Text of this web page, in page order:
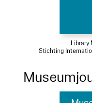
Library
Stichting